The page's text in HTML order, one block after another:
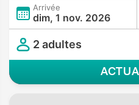
Arrivée
dim, 1 nov. 2026
2 adultes